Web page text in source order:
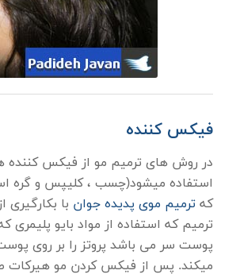
فیکس کننده
در روش های ترمیم مو از فیکس کننده
استفاده میشود(چسب ، کلیپس و گره
که ترمیم موی پدیده جوان با بکارگیری
ترمیم که استفاده از مواد بایو پلیمری
پوست سر می باشد پروتز را بر روی
میکند. پس از فیکس کردن مو هیرکات